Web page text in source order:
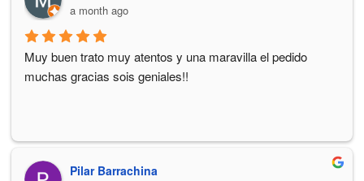
a month ago
Muy buen trato muy atentos y una maravilla el pedido
muchas gracias sois geniales!!
Pilar Barrachina